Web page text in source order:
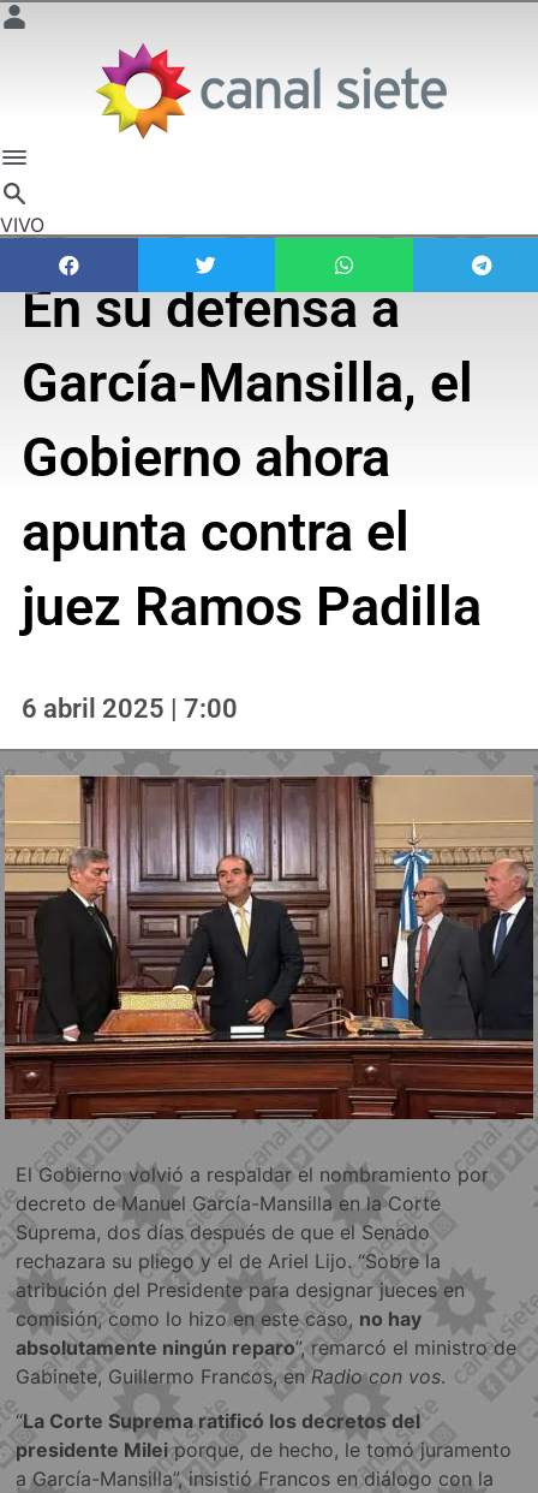
VIVO
En su defensa a
García-Mansilla, el
Gobierno ahora
apunta contra el
juez Ramos Padilla
6 abril 2025 | 7:00
El Gobierno volvió a respaldar el nombramiento por
decreto de Manuel García-Mansilla en la Corte
Suprema, dos días después de que el Senado
rechazara su pliego y el de Ariel Lijo. “Sobre la
atribución del Presidente para designar jueces en
comisión, como lo hizo en este caso, no hay
absolutamente ningún reparo”, remarcó el ministro de
Gabinete, Guillermo Francos, enRadio con vos.
“La Corte Suprema ratificó los decretos del
presidente Mileiporque, de hecho, le tomó juramento
a García-Mansilla”, insistió Francos en diálogo con la